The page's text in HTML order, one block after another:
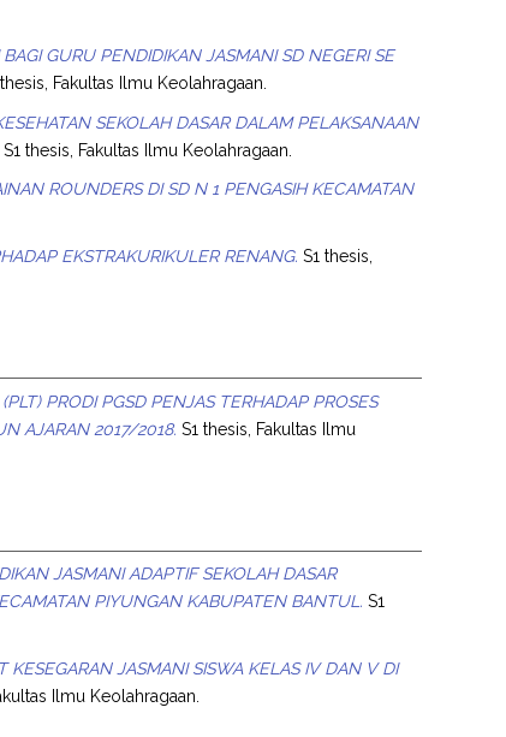
GURU PENDIDIKAN JASMANI SD NEGERI SE
Fakultas Ilmu Keolahragaan.
SEKOLAH DASAR DALAM PELAKSANAAN
S1 thesis, Fakultas Ilmu Keolahragaan.
ROUNDERS DI SD N 1 PENGASIH KECAMATAN
EKSTRAKURIKULER RENANG. S1 thesis,
PRODI PGSD PENJAS TERHADAP PROSES
AJARAN 2017/2018. S1 thesis, Fakultas Ilmu
JASMANI ADAPTIF SEKOLAH DASAR
PIYUNGAN KABUPATEN BANTUL. S1
JASMANI SISWA KELAS IV DAN V DI
Ilmu Keolahragaan.